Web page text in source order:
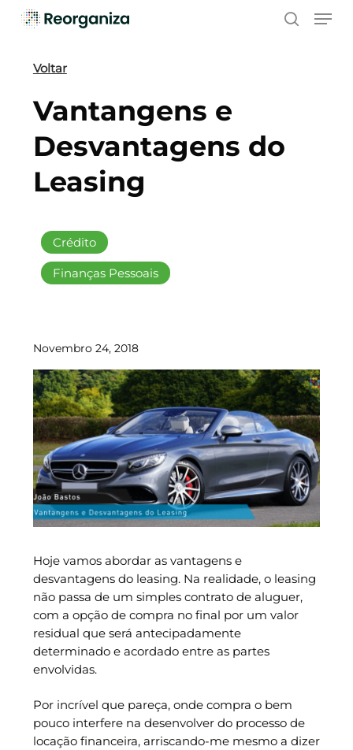
Skip
contentVoltar
Crédito
Finanças Pessoais
Vantangens e
Desvantagens do
Leasing
Novembro 24, 2018
Hoje vamos abordar as vantagens e
desvantagens do leasing. Na realidade, o leasing
não passa de um simples contrato de aluguer,
com a opção de compra no final por um valor
residual que será antecipadamente
determinado e acordado entre as partes
envolvidas.
Por incrível que pareça, onde compra o bem
pouco interfere na desenvolver do processo de
locação financeira, arriscando-me mesmo a dizer